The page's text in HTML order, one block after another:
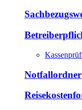
Notfallordner